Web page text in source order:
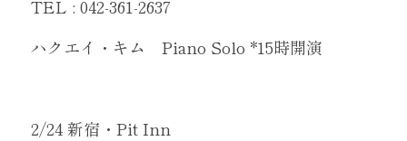
TEL : 042-361-2637
ハクエイ・キム　Piano Solo *15時開演
2/24 新宿・Pit Inn